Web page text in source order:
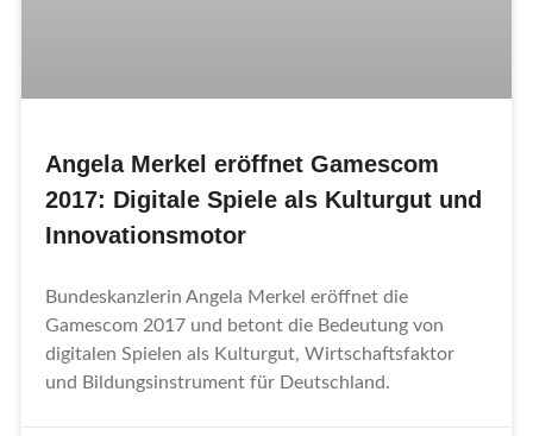
Angela Merkel eröffnet Gamescom
2017: Digitale Spiele als Kulturgut und
Innovationsmotor
Bundeskanzlerin Angela Merkel eröffnet die
Gamescom 2017 und betont die Bedeutung von
digitalen Spielen als Kulturgut, Wirtschaftsfaktor
und Bildungsinstrument für Deutschland.